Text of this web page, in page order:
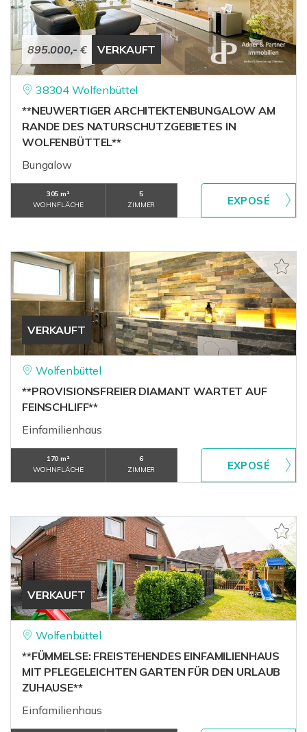
895.000,- € VERKAUFT
38304 Wolfenbüttel
**NEUWERTIGER ARCHITEKTENBUNGALOW AM
RANDE DES NATURSCHUTZGEBIETES IN
WOLFENBÜTTEL**
Bungalow
305 m²
WOHNFLÄCHE
5
ZIMMER
VERKAUFT
Wolfenbüttel
**PROVISIONSFREIER DIAMANT WARTET AUF
FEINSCHLIFF**
Einfamilienhaus
170 m²
WOHNFLÄCHE
6
ZIMMER
VERKAUFT
Wolfenbüttel
**FÜMMELSE: FREISTEHENDES EINFAMILIENHAUS
MIT PFLEGELEICHTEN GARTEN FÜR DEN URLAUB
ZUHAUSE**
Einfamilienhaus